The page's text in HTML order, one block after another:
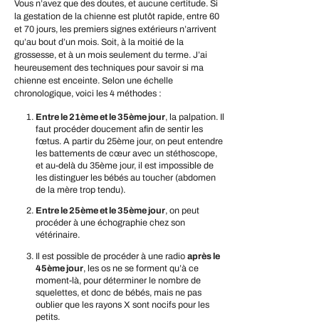
Vous n’avez que des doutes, et aucune certitude. Si
la gestation de la chienne est plutôt rapide, entre 60
et 70 jours, les premiers signes extérieurs n’arrivent
qu’au bout d’un mois. Soit, à la moitié de la
grossesse, et à un mois seulement du terme. J’ai
heureusement des techniques pour savoir si ma
chienne est enceinte. Selon une échelle
chronologique, voici les 4 méthodes :
Entre le 21ème et le 35ème jour, la palpation. Il
faut procéder doucement afin de sentir les
fœtus. A partir du 25ème jour, on peut entendre
les battements de cœur avec un stéthoscope,
et au-delà du 35ème jour, il est impossible de
les distinguer les bébés au toucher (abdomen
de la mère trop tendu).
Entre le 25ème et le 35ème jour, on peut
procéder à une échographie chez son
vétérinaire.
Il est possible de procéder à une radio après le
45ème jour, les os ne se forment qu’à ce
moment-là, pour déterminer le nombre de
squelettes, et donc de bébés, mais ne pas
oublier que les rayons X sont nocifs pour les
petits.